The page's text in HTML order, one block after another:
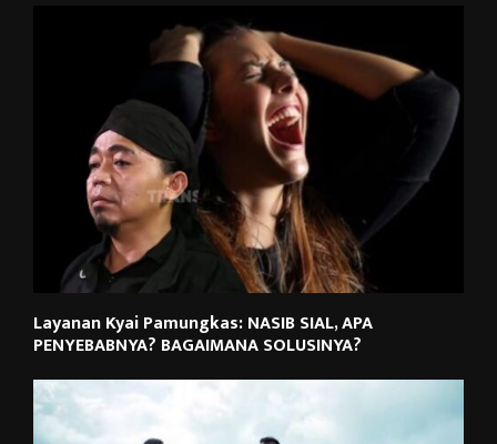
Layanan Kyai Pamungkas: NASIB SIAL, APA
PENYEBABNYA? BAGAIMANA SOLUSINYA?